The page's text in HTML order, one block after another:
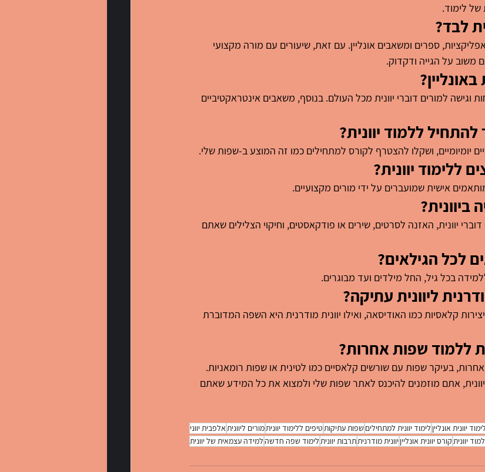
של לימוד.
לבד?
ספרים ומשאבים אונליין. עם זאת, שיעורים עם מורה מקצועי
על הגייה ודקדוק.
וגישה למורים דוברי יוונית מכל העולם. בנוסף, משאבים אינטראקטיביים
ללמוד יוונית?
יומיומיים, ושקלו להצטרף לקורס למתחילים כמו זה המוצע ב-שפות שלי.
ללימוד יוונית?
אישית שמועברים על ידי מורים מקצועיים.
יוונית, האזנה לסרטים, שירים או פודקאסטים, וחיקוי הצלילים שאתם
לכל הגילאים?
בכל גיל, החל מילדים ועד מבוגרים.
ליוונית עתיקה?
קלאסיות כמו האודיסאה, ואילו יוונית מודרנית היא השפה המדוברת
ללמוד שפות אחרות?
אחרות, בעיקר שפות עם שורשים קלאסיים כמו לטינית או שפות רומאניות.
אתם מוזמנים להיכנס לאתר שפות שלי ולמצוא את כל המידע שאתם
לימוד יוונית אונליין לימוד יוונית למתחילים שפות עתיקותטיפים ללימוד יווניתמורים ליווניתאלפבית יווני
יווניתקורס יוונית אונלייןיוונית מודרניתתרבות יווניתלימוד שפה חדשהלמידה עצמאית של יוונית